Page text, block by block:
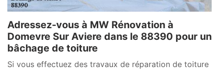
Adressez-vous à MW Rénovation à
Domevre Sur Aviere dans le 88390 pour un
bâchage de toiture
Si vous effectuez des travaux de réparation de toiture